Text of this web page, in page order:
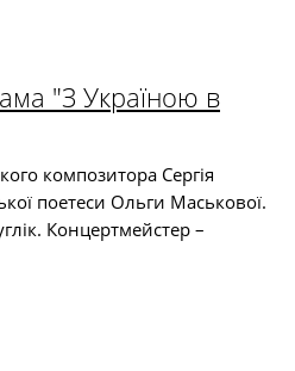
"З Україною в
композитора Сергія
поетеси Ольги Маськової.
Концертмейстер –